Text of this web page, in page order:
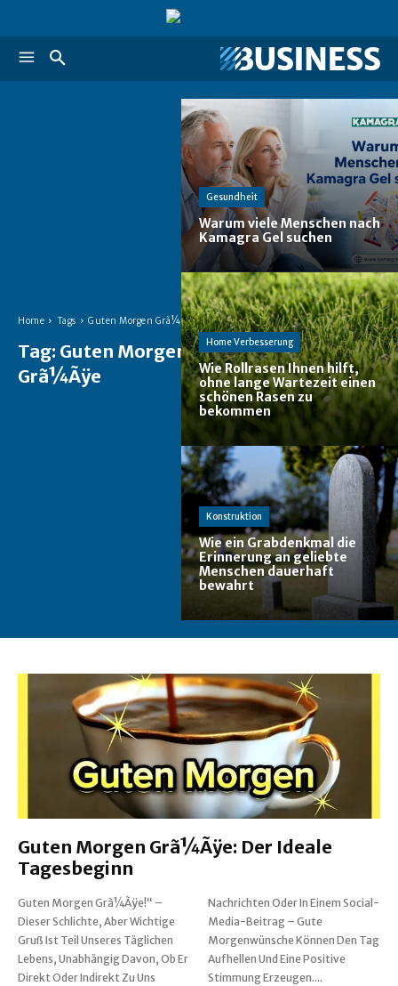
Home Tags Guten Morgen Grã¼Ãÿe
Tag: Guten Morgen
Grã¼Ãÿe
Gesundheit
Warum viele Menschen nach
Kamagra Gel suchen
Home Verbesserung
Wie Rollrasen Ihnen hilft,
ohne lange Wartezeit einen
schönen Rasen zu
bekommen
Konstruktion
Wie ein Grabdenkmal die
Erinnerung an geliebte
Menschen dauerhaft
bewahrt
Guten Morgen Grã¼Ãÿe: Der Ideale
Tagesbeginn
Guten Morgen Grã¼Ãÿe!“ –
Dieser Schlichte, Aber Wichtige
Gruß Ist Teil Unseres Täglichen
Lebens, Unabhängig Davon, Ob Er
Direkt Oder Indirekt Zu Uns
Nachrichten Oder In Einem Social-
Media-Beitrag – Gute
Morgenwünsche Können Den Tag
Aufhellen Und Eine Positive
Stimmung Erzeugen....